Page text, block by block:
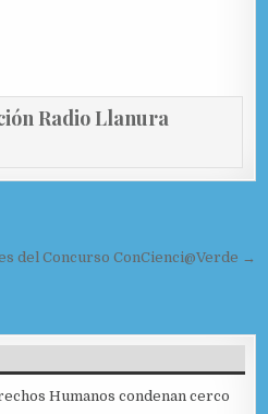
Radio Llanura
del Concurso ConCienci@Verde →
Humanos condenan cerco